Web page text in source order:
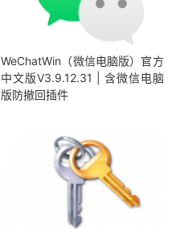
WeChatWin（微信电脑版）官方
中文版V3.9.12.31 | 含微信电脑
版防撤回插件